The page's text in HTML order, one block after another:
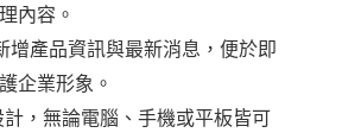
內容。
增產品資訊與最新消息，便於即
企業形象。
計，無論電腦、手機或平板皆可